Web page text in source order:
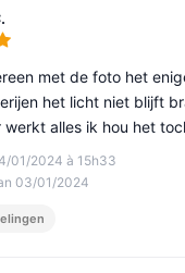
5 van 5
01/2024 à 15h33
03/01/2024
met de foto het
het licht niet blijft
werkt alles ik hou het